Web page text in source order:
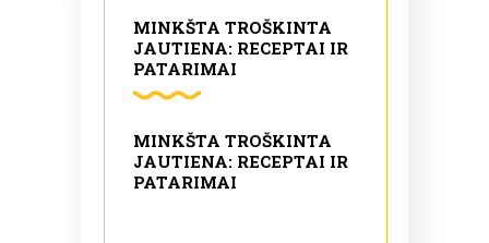
MINKŠTA TROŠKINTA
JAUTIENA: RECEPTAI IR
PATARIMAI
MINKŠTA TROŠKINTA
JAUTIENA: RECEPTAI IR
PATARIMAI